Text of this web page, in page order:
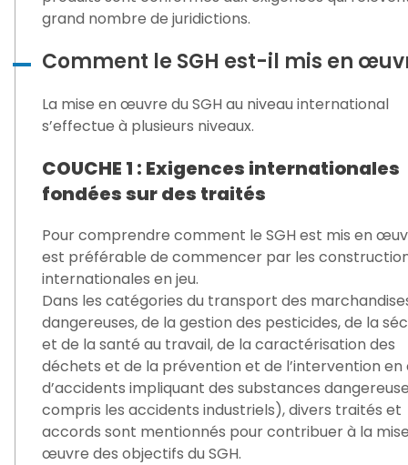
grand nombre de juridictions.
Comment le SGH est-il mis en
La mise en œuvre du SGH au niveau international
s’effectue à plusieurs niveaux.
COUCHE 1 : Exigences internationales
fondées sur des traités
Pour comprendre comment le SGH est mis en
est préférable de commencer par les
internationales en jeu.
Dans les catégories du transport des
dangereuses, de la gestion des pesticides, de la
et de la santé au travail, de la caractérisation des
déchets et de la prévention et de l’intervention en
d’accidents impliquant des substances
compris les accidents industriels), divers traités et
accords sont mentionnés pour contribuer à la
œuvre des objectifs du SGH.